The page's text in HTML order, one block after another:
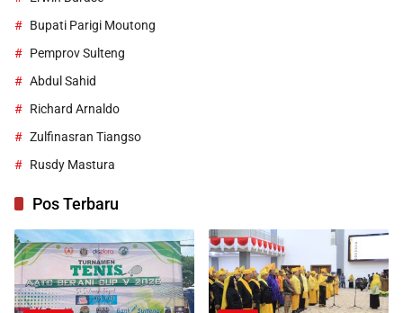
Bupati Parigi Moutong
Pemprov Sulteng
Abdul Sahid
Richard Arnaldo
Zulfinasran Tiangso
Rusdy Mastura
Pos Terbaru